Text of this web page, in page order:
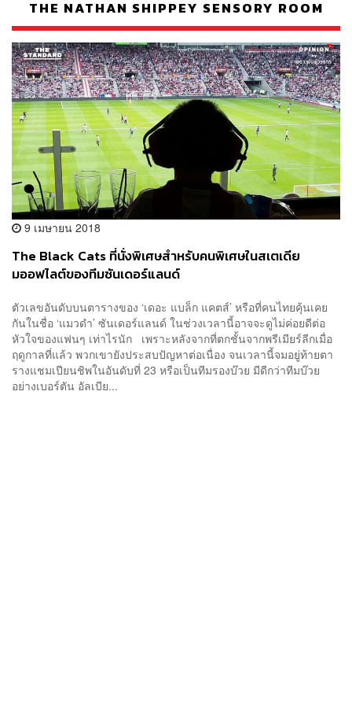
THE NATHAN SHIPPEY SENSORY ROOM
9 เมษายน 2018
The Black Cats ที่นั่งพิเศษสำหรับคนพิเศษในสเตเดีย
มออฟไลต์ของทีมซันเดอร์แลนด์
ตัวเลขอันดับบนตารางของ ‘เดอะ แบล็ก แคตส์’ หรือที่คนไทยคุ้นเคย
กันในชื่อ ‘แมวดำ’ ซันเดอร์แลนด์ ในช่วงเวลานี้อาจจะดูไม่ค่อยดีต่อ
หัวใจของแฟนๆ เท่าไรนัก เพราะหลังจากที่ตกชั้นจากพรีเมียร์ลีกเมื่อ
ฤดูกาลที่แล้ว พวกเขายังประสบปัญหาต่อเนื่อง จนเวลานี้จมอยู่ท้ายตา
รางแชมเปียนชิพในอันดับที่ 23 หรือเป็นทีมรองบ๊วย มีดีกว่าทีมบ๊วย
อย่างเบอร์ตัน อัลเบีย...